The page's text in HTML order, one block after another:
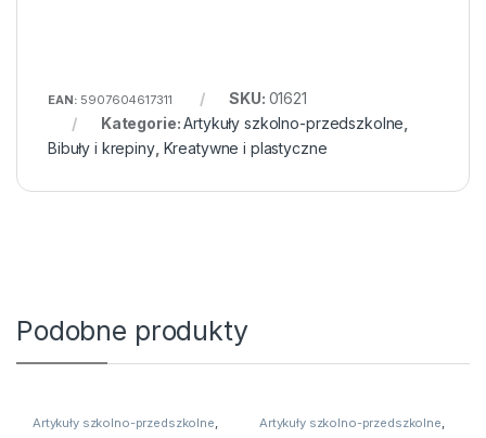
EAN: 5907604617311 SKU: 01621
Kategorie:Artykuły szkolno-przedszkolne
Bibuły i krepiny, Kreatywne i plastyczne
Podobne produkty
Artykuły szkolno-przedszkolne, Artykuły szkolno-przedszkolne,